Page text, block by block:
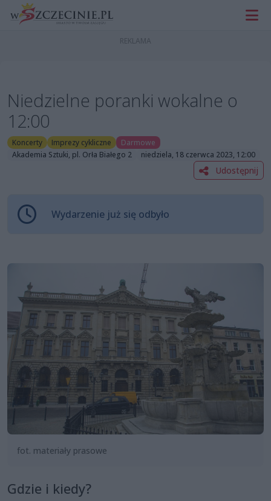
Niedzielne poranki wokalne o
12:00
Koncerty Imprezy cykliczne
Darmowe
Akademia Sztuki, pl. Orła Białego 2
niedziela, 18 czerwca 2023, 12:00
Udostępnij
Wydarzenie już się odbyło
fot. materiały prasowe
Gdzie i kiedy?